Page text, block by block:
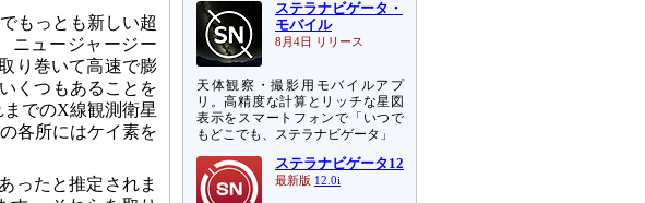
もっとも新しい超
ニュージャージー
り巻いて高速で膨
くつもあることを
でのX線観測衛星
各所にはケイ素を
ったと推定されま
ステラナビゲータ・
モバイル
8月4日 リリース
天体観察・撮影用モバイルアプ
リ。高精度な計算とリッチな星図
表示をスマートフォンで「いつで
もどこでも、ステラナビゲータ」
ステラナビゲータ12
最新版 12.0i